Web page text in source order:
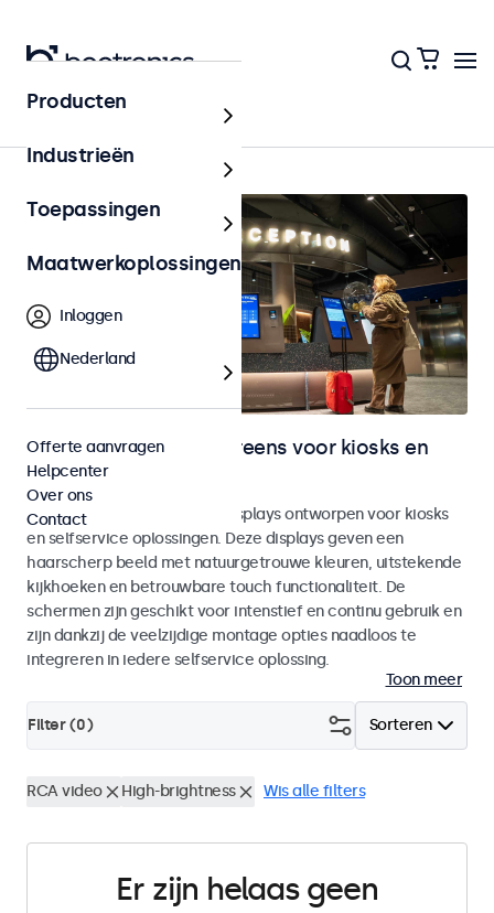
Home
Monitoren en touchscreens voor kiosks en
selfservice
Monitoren en touchscreen displays ontworpen voor kiosks
en selfservice oplossingen. Deze displays geven een
haarscherp beeld met natuurgetrouwe kleuren, uitstekende
kijkhoeken en betrouwbare touch functionaliteit. De
schermen zijn geschikt voor intenstief en continu gebruik en
zijn dankzij de veelzijdige montage opties naadloos te
integreren in iedere selfservice oplossing.
Toon meer
Sorteren
Filter (0)
RCA video High-brightness Wis alle filters
Er zijn helaas geen
Producten
Industrieën
Toepassingen
Maatwerkoplossingen
Inloggen
Nederland
Offerte aanvragen
Helpcenter
Over ons
Contact